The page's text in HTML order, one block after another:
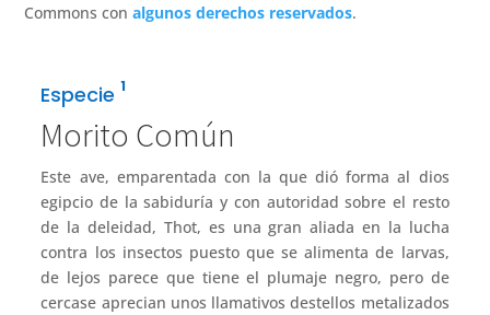
Commons conalgunos derechos reservados.
Especie 1
Morito Común
Este ave, emparentada con la que dió forma al dios
egipcio de la sabiduría y con autoridad sobre el resto
de la deleidad, Thot, es una gran aliada en la lucha
contra los insectos puesto que se alimenta de larvas,
de lejos parece que tiene el plumaje negro, pero de
cercase aprecian unos llamativos destellos metalizados